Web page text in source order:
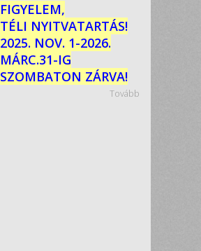
FIGYELEM,
TÉLI NYITVATARTÁS!
2025. NOV. 1-2026.
MÁRC.31-IG
SZOMBATON ZÁRVA!
Tovább